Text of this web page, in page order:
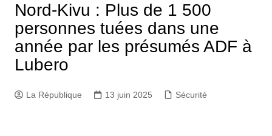
Nord-Kivu : Plus de 1 500
personnes tuées dans une
année par les présumés ADF à
Lubero
La République 13 juin 2025 Sécurité